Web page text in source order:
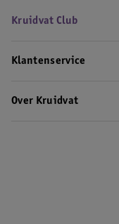
Kruidvat Club
Klantenservice
Over Kruidvat